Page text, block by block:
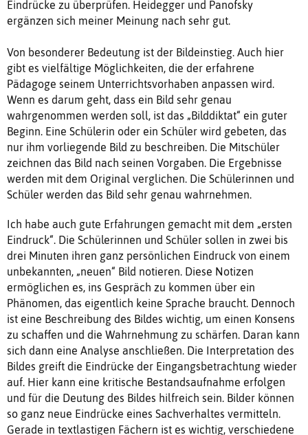
Eindrücke zu überprüfen. Heidegger und Panofsky
ergänzen sich meiner Meinung nach sehr gut.
Von besonderer Bedeutung ist der Bildeinstieg. Auch hier
gibt es vielfältige Möglichkeiten, die der erfahrene
Pädagoge seinem Unterrichtsvorhaben anpassen wird.
Wenn es darum geht, dass ein Bild sehr genau
wahrgenommen werden soll, ist das „Bilddiktat“ ein guter
Beginn. Eine Schülerin oder ein Schüler wird gebeten, das
nur ihm vorliegende Bild zu beschreiben. Die Mitschüler
zeichnen das Bild nach seinen Vorgaben. Die Ergebnisse
werden mit dem Original verglichen. Die Schülerinnen und
Schüler werden das Bild sehr genau wahrnehmen.
Ich habe auch gute Erfahrungen gemacht mit dem „ersten
Eindruck“. Die Schülerinnen und Schüler sollen in zwei bis
drei Minuten ihren ganz persönlichen Eindruck von einem
unbekannten, „neuen“ Bild notieren. Diese Notizen
ermöglichen es, ins Gespräch zu kommen über ein
Phänomen, das eigentlich keine Sprache braucht. Dennoch
ist eine Beschreibung des Bildes wichtig, um einen Konsens
zu schaffen und die Wahrnehmung zu schärfen. Daran kann
sich dann eine Analyse anschließen. Die Interpretation des
Bildes greift die Eindrücke der Eingangsbetrachtung wieder
auf. Hier kann eine kritische Bestandsaufnahme erfolgen
und für die Deutung des Bildes hilfreich sein. Bilder können
so ganz neue Eindrücke eines Sachverhaltes vermitteln.
Gerade in textlastigen Fächern ist es wichtig, verschiedene